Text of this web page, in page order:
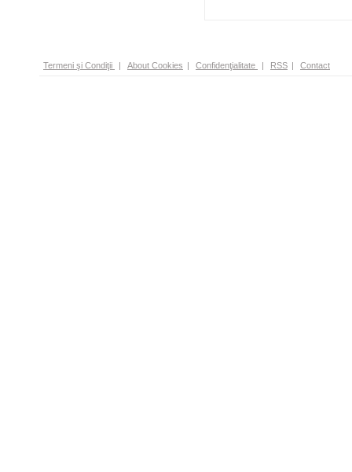
Termeni şi Condiţii | About Cookies | Confidenţialitate | RSS | Contact